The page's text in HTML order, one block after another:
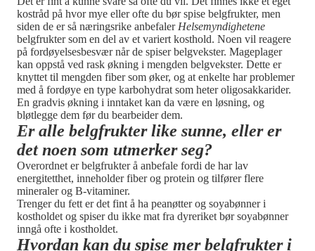
kostråd på hvor mye eller ofte du bør spise belgfrukter, men
siden de er så næringsrike anbefaler Helsemyndighetene
belgfrukter som en del av et variert kosthold. Noen vil reagere
på fordøyelsesbesvær når de spiser belgvekster. Mageplager
kan oppstå ved rask økning i mengden belgvekster. Dette er
knyttet til mengden fiber som øker, og at enkelte har problemer
med å fordøye en type karbohydrat som heter oligosakkarider.
En gradvis økning i inntaket kan da være en løsning, og
bløtlegge dem før du bearbeider dem.
Er alle belgfrukter like sunne, eller er
det noen som utmerker seg?
Overordnet er belgfrukter å anbefale fordi de har lav
energitetthet, inneholder fiber og protein og tilfører flere
mineraler og B-vitaminer.
Trenger du fett er det fint å ha peanøtter og soyabønner i
kostholdet og spiser du ikke mat fra dyreriket bør soyabønner
inngå ofte i kostholdet.
Hvordan kan du spise mer belgfrukter i